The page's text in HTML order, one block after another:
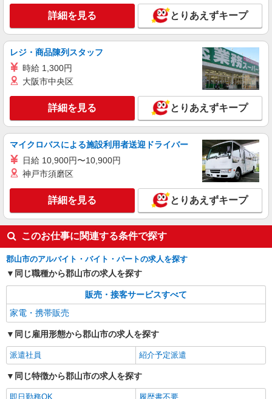
定通り追加で支給します。固定残業代の金額は月
給に応じ設定します 試用期間あり 2ヶ月 ※経験・
能力による 【試用期間】月給 220000 円 〜
キープ 詳細を見る
正社員
ソフトバンク郡山駅東店
ソフトバンクショップの携帯販売スタッフ
月給 200,000円 〜 400,000円 試用期間あり 3
ヶ月 ※経験・能力による 【試用期間】月給
200000 円 〜 400000 円
■ソフトバンク郡山駅東店 福島県 郡山市 向河
原町 4‐40
キープ 詳細を見る
詳細を見る とりあえずキープ
レジ・商品陳列スタッフ
時給 1,300円
大阪市中央区
詳細を見る とりあえずキープ
マイクロバスによる施設利用者送迎ドライバー
日給 10,900円〜10,900円
神戸市須磨区
詳細を見る とりあえずキープ
このお仕事に関連する条件で探す
郡山市のアルバイト・バイト・パートの求人を探す
同じ職種から郡山市の求人を探す
販売・接客サービスすべて
家電・携帯販売
同じ雇用形態から郡山市の求人を探す
派遣社員 紹介予定派遣
同じ特徴から郡山市の求人を探す
即日勤務OK
履歴書不要